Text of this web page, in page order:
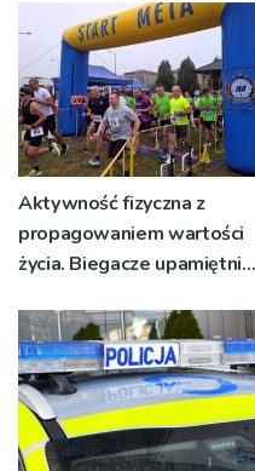
Aktywność fizyczna z
propagowaniem wartości
życia. Biegacze upamiętnili